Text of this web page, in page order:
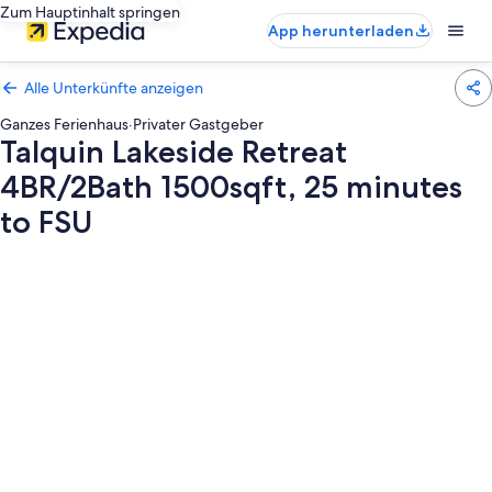
Zum Hauptinhalt springen
App herunterladen
Alle Unterkünfte anzeigen
Ganzes Ferienhaus·Privater Gastgeber
Talquin Lakeside Retreat
4BR/2Bath 1500sqft, 25 minutes
to FSU